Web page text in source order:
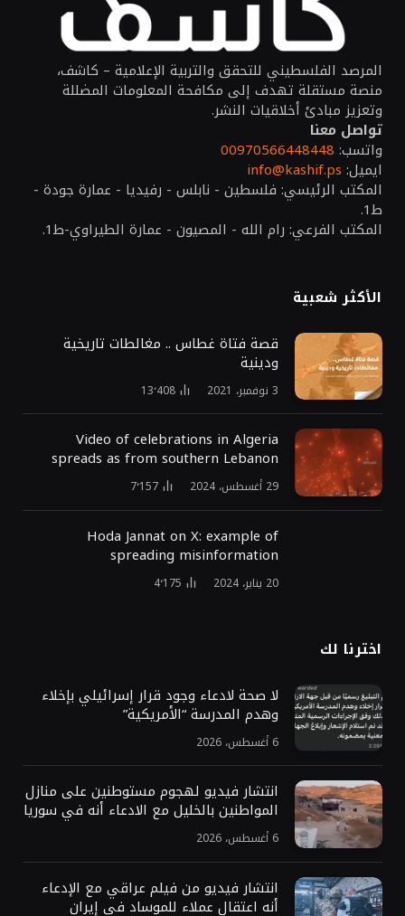
المرصد الفلسطيني للتحقق والتربية الإعلامية – كاشف،
منصة مستقلة تهدف إلى مكافحة المعلومات المضللة
وتعزيز مبادئ أخلاقيات النشر.
تواصل معنا
واتسب: 00970566448448
ايميل: info@kashif.ps
المكتب الرئيسي: فلسطين - نابلس - رفيديا - عمارة جودة -
ط1.
المكتب الفرعي: رام الله - المصيون - عمارة الطيراوي-ط1.
الأكثر شعبية
قصة فتاة غطاس .. مغالطات تاريخية
ودينية
3 نوفمبر، 2021 13٬408
Video of celebrations in Algeria
spreads as from southern Lebanon
29 أغسطس، 2024 7٬157
Hoda Jannat on X: example of
spreading misinformation
20 يناير، 2024 4٬175
اخترنا لك
لا صحة لادعاء وجود قرار إسرائيلي بإخلاء
وهدم المدرسة “الأمريكية”
6 أغسطس، 2026
انتشار فيديو لهجوم مستوطنين على منازل
المواطنين بالخليل مع الادعاء أنه في سوريا
6 أغسطس، 2026
انتشار فيديو من فيلم عراقي مع الإدعاء
أنه اعتقال عملاء للموساد في إيران